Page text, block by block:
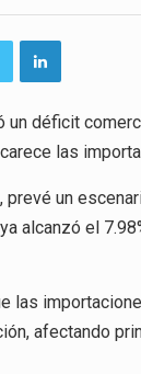
de
Justicia
un déficit
las
un
alcanzó el
las
afectando